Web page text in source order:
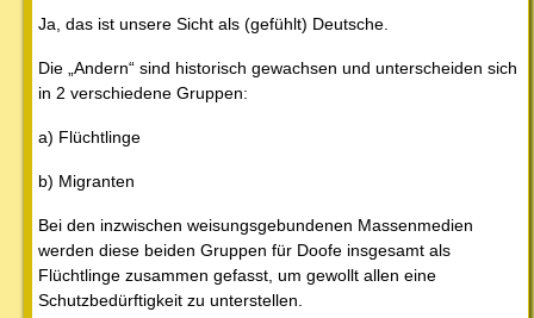
Ja, das ist unsere Sicht als (gefühlt) Deutsche.
Die „Andern“ sind historisch gewachsen und unterscheiden sich
in 2 verschiedene Gruppen:
a) Flüchtlinge
b) Migranten
Bei den inzwischen weisungsgebundenen Massenmedien
werden diese beiden Gruppen für Doofe insgesamt als
Flüchtlinge zusammen gefasst, um gewollt allen eine
Schutzbedürftigkeit zu unterstellen.